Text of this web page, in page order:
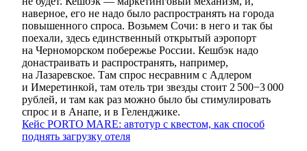
наверное, его не надо было распространять на города
повышенного спроса. Возьмем Сочи: в него и так бы
поехали, здесь единственный открытый аэропорт
на Черноморском побережье России. Кешбэк надо
донастраивать и распространять, например,
на Лазаревское. Там спрос несравним с Адлером
и Имеретинкой, там отель три звезды стоит 2 500−3 000
рублей, и там как раз можно было бы стимулировать
спрос и в Анапе, и в Геленджике.
Кейс PORTO MARE: автотур с квестом, как способ
поднять загрузку отеля